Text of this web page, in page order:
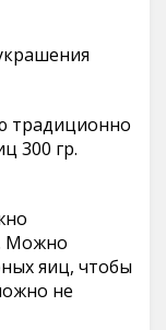
традиционно
300 гр.
Можно
яиц, чтобы
не